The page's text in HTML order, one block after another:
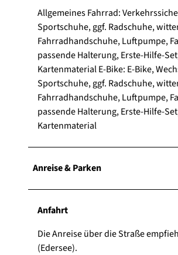
Allgemeines Fahrrad:
Sportschuhe, ggf. Radschuhe,
Fahrradhandschuhe, Luftpumpe,
passende Halterung, Erste-Hilfe-
Kartenmaterial E-Bike: E-Bike,
Sportschuhe, ggf. Radschuhe,
Fahrradhandschuhe, Luftpumpe,
passende Halterung, Erste-Hilfe-
Kartenmaterial
Anreise & Parken
Anfahrt
Die Anreise über die Straße
(Edersee).